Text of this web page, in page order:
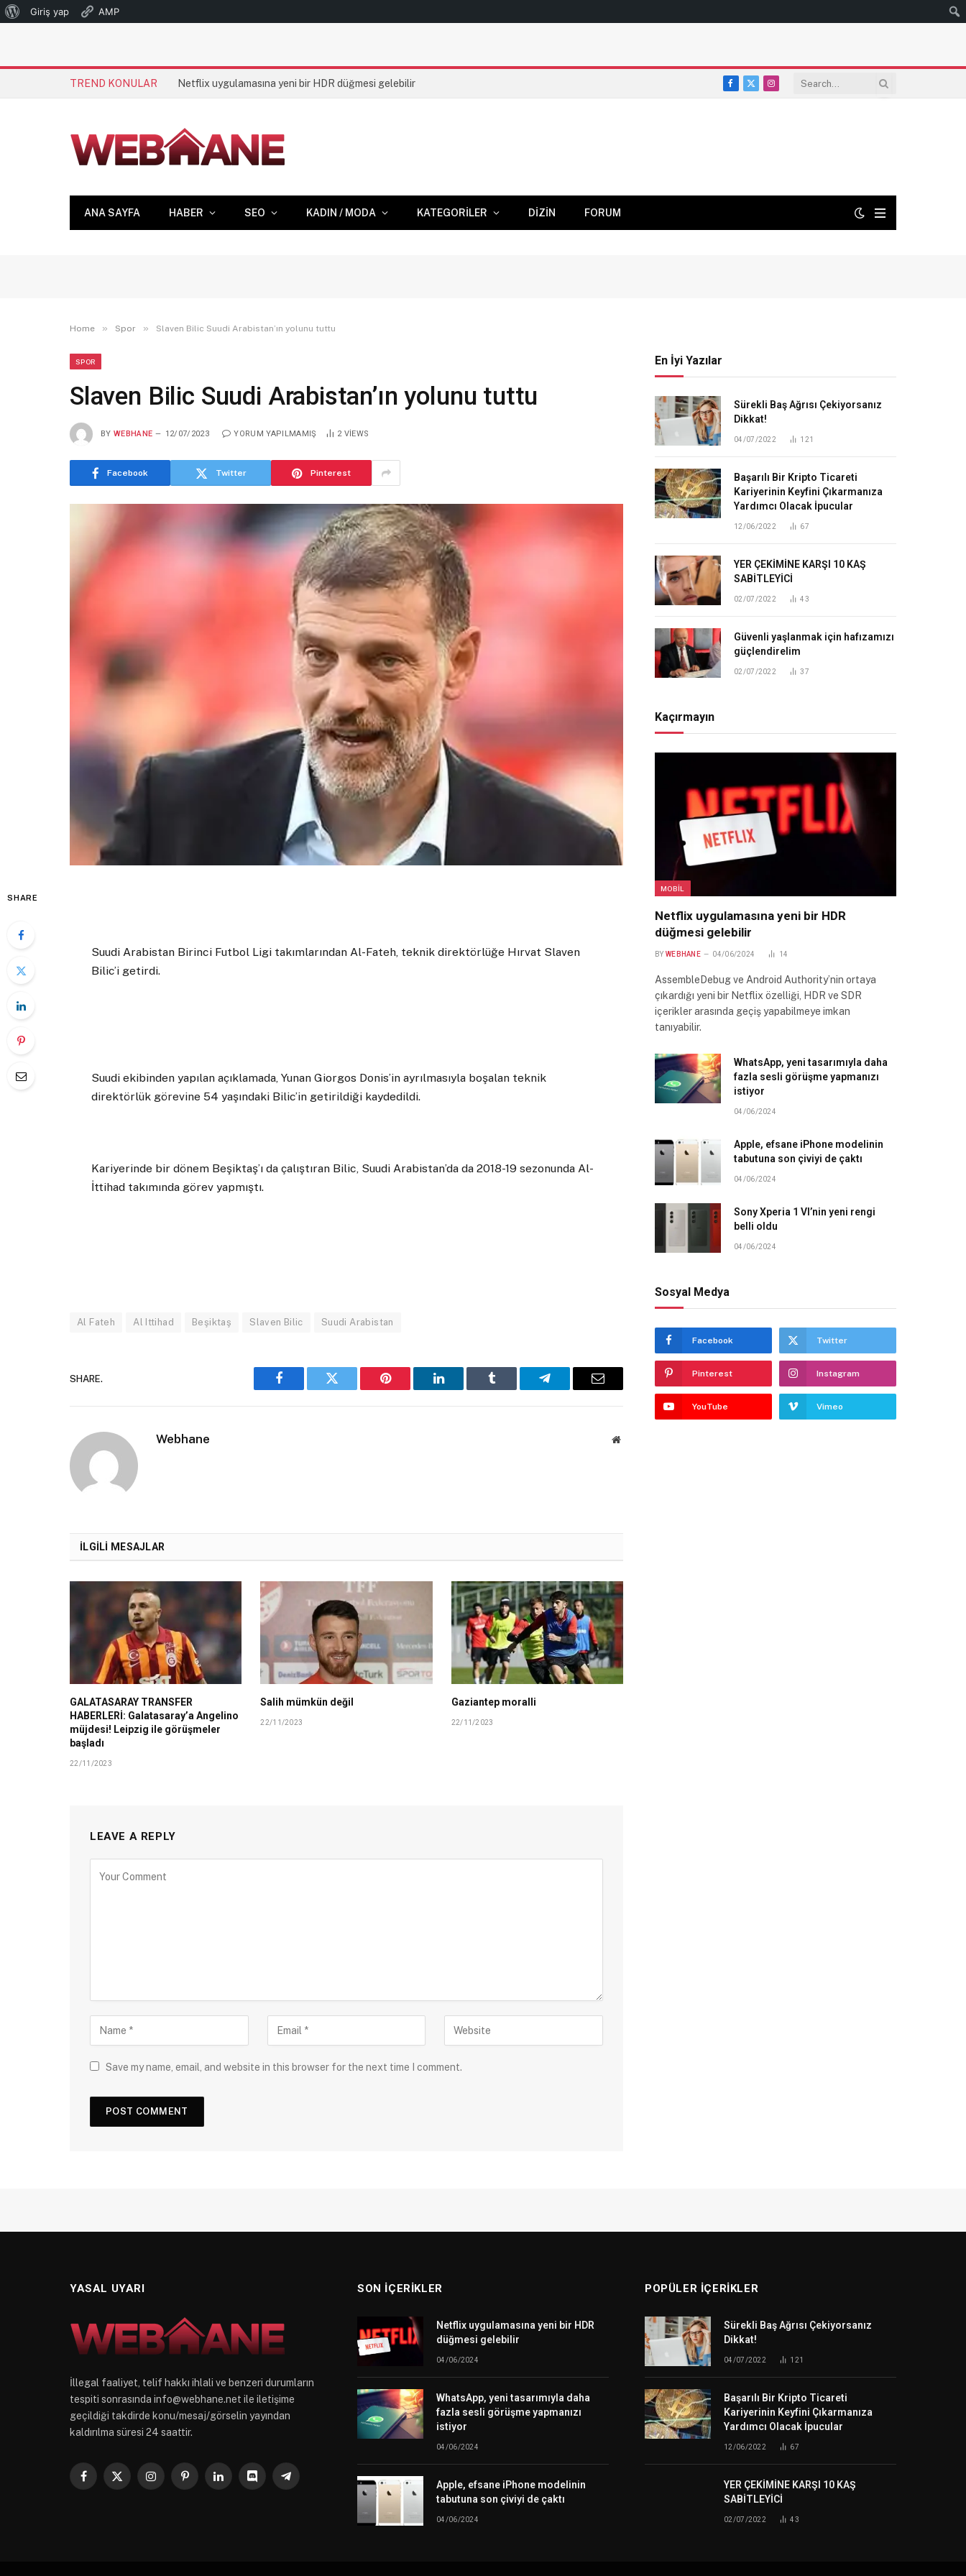
WordPress
Giriş yap AMP
TREND KONULAR Netflix uygulamasına yeni bir HDR düğmesi gelebilir
Facebook
X
Instagram
ANA SAYFA HABER SEO KADIN / MODA KATEGORILER DIZIN FORUM
Home » Spor » Slaven Bilic Suudi Arabistan’ın yolunu tuttu
SPOR
Slaven Bilic Suudi Arabistan’ın yolunu tuttu
BY WEBHANE 12/07/2023 YORUM YAPILMAMIŞ 2 VIEWS
Facebook Twitter Pinterest
SHARE
Suudi Arabistan Birinci Futbol Ligi takımlarından Al-Fateh, teknik direktörlüğe Hırvat Slaven
Bilic’i getirdi.
Suudi ekibinden yapılan açıklamada, Yunan Giorgos Donis’in ayrılmasıyla boşalan teknik
direktörlük görevine 54 yaşındaki Bilic’in getirildiği kaydedildi.
Kariyerinde bir dönem Beşiktaş’ı da çalıştıran Bilic, Suudi Arabistan’da da 2018-19 sezonunda Al-
İttihad takımında görev yapmıştı.
Al Fateh Al Ittihad Beşiktaş Slaven Bilic Suudi Arabistan
SHARE.
Facebook Twitter Pinterest LinkedIn Tumblr Telegram Email
Webhane Website
İLGILI MESAJLAR
GALATASARAY TRANSFER
HABERLERİ: Galatasaray’a Angelino
müjdesi! Leipzig ile görüşmeler
başladı
22/11/2023
Salih mümkün değil
22/11/2023
Gaziantep moralli
22/11/2023
LEAVE A REPLY
Save my name, email, and website in this browser for the next time I comment.
En İyi Yazılar
Sürekli Baş Ağrısı Çekiyorsanız
Dikkat!
04/07/2022 121
Başarılı Bir Kripto Ticareti
Kariyerinin Keyfini Çıkarmanıza
Yardımcı Olacak İpucular
12/06/2022 67
YER ÇEKİMİNE KARŞI 10 KAŞ
SABİTLEYİCİ
02/07/2022 43
Güvenli yaşlanmak için hafızamızı
güçlendirelim
02/07/2022 37
Kaçırmayın
MOBIL
Netflix uygulamasına yeni bir HDR
düğmesi gelebilir
BY WEBHANE 04/06/2024 14
AssembleDebug ve Android Authority’nin ortaya
çıkardığı yeni bir Netflix özelliği, HDR ve SDR
içerikler arasında geçiş yapabilmeye imkan
tanıyabilir.
WhatsApp, yeni tasarımıyla daha
fazla sesli görüşme yapmanızı
istiyor
04/06/2024
Apple, efsane iPhone modelinin
tabutuna son çiviyi de çaktı
04/06/2024
Sony Xperia 1 VI’nin yeni rengi
belli oldu
04/06/2024
Sosyal Medya
Facebook Twitter
Pinterest Instagram
YouTube Vimeo
YASAL UYARI
İllegal faaliyet, telif hakkı ihlali ve benzeri durumların
tespiti sonrasında info@webhane.net ile iletişime
geçildiği takdirde konu/mesaj/görselin yayından
kaldırılma süresi 24 saattir.
Facebook
X
InstagramPinterestLinkedInDiscordTelegram
SON İÇERIKLER
Netflix uygulamasına yeni bir HDR
düğmesi gelebilir
04/06/2024
WhatsApp, yeni tasarımıyla daha
fazla sesli görüşme yapmanızı
istiyor
04/06/2024
Apple, efsane iPhone modelinin
tabutuna son çiviyi de çaktı
04/06/2024
POPÜLER İÇERIKLER
Sürekli Baş Ağrısı Çekiyorsanız
Dikkat!
04/07/2022 121
Başarılı Bir Kripto Ticareti
Kariyerinin Keyfini Çıkarmanıza
Yardımcı Olacak İpucular
12/06/2022 67
YER ÇEKİMİNE KARŞI 10 KAŞ
SABİTLEYİCİ
02/07/2022 43